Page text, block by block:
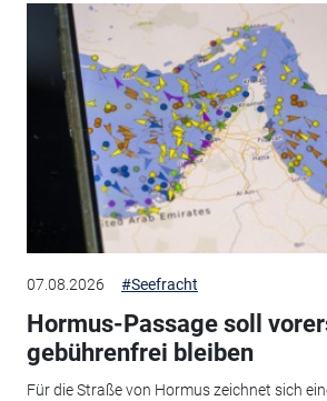
07.08.2026 #Seefracht
Hormus-Passage soll
gebührenfrei bleiben
Für die Straße von Hormus zeichnet sich